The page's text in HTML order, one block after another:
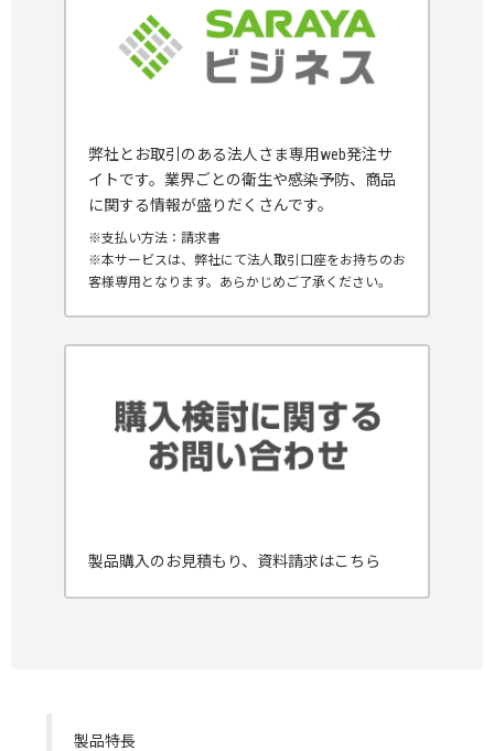
弊社とお取引のある法人さま専用web発注サ
イトです。業界ごとの衛生や感染予防、商品
に関する情報が盛りだくさんです。
※支払い方法：請求書
※本サービスは、弊社にて法人取引口座をお持ちのお
客様専用となります。あらかじめご了承ください。
製品購入のお見積もり、資料請求はこちら
製品特長